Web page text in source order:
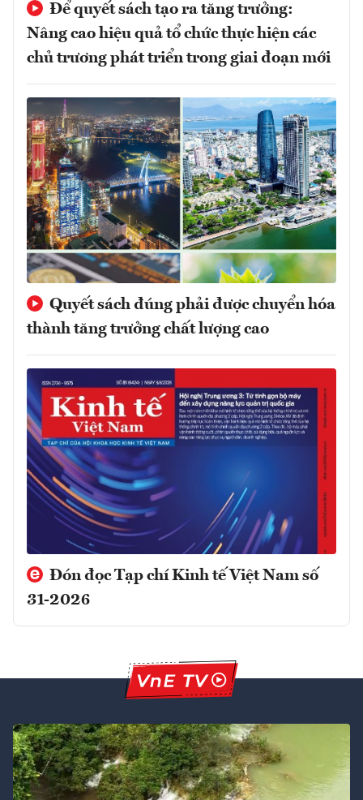
Để quyết sách tạo ra tăng trưởng:
Nâng cao hiệu quả tổ chức thực hiện các
chủ trương phát triển trong giai đoạn mới
Quyết sách đúng phải được chuyển hóa
thành tăng trưởng chất lượng cao
Đón đọc Tạp chí Kinh tế Việt Nam số
31-2026